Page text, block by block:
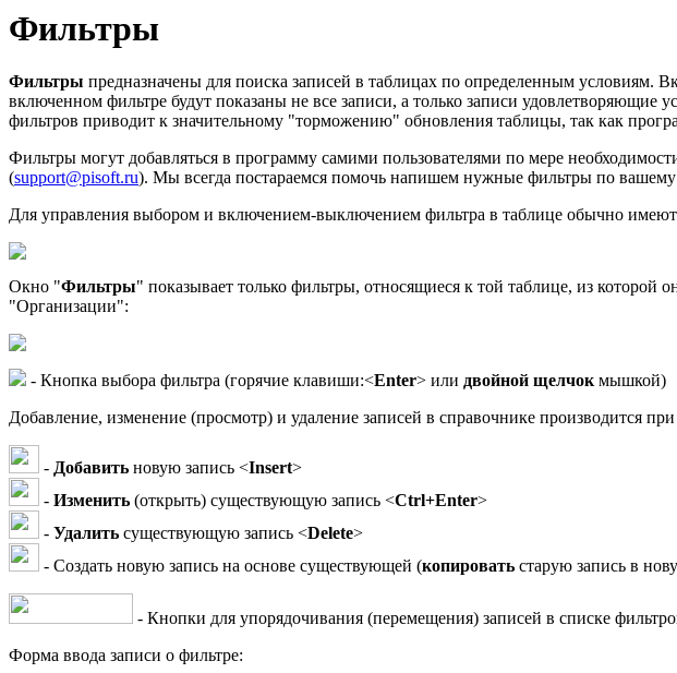
Фильтры
Фильтры предназначены для поиска записей в таблицах по определенным условиям.
включенном фильтре будут показаны не все записи, а только записи
фильтров приводит к значительному "торможению" обновления таблицы, так как
Фильтры могут добавляться в программу самими пользователями по мере
(support@pisoft.ru). Мы всегда постараемся помочь напишем нужные фильтры по вашему
Для управления выбором и включением-выключением фильтра в таблице обычно
Окно "Фильтры" показывает только фильтры, относящиеся к той таблице, из
"Организации":
- Кнопка выбора фильтра (горячие клавиши:<Enter> или двойной щелчокмышкой)
Добавление, изменение (просмотр) и удаление записей в справочнике производится
- Добавить новую запись <Insert>
- Изменить (открыть) существующую запись <Ctrl+Enter>
- Удалить существующую запись <Delete>
- Создать новую запись на основе существующей (копировать старую запись в
- Кнопки для упорядочивания (перемещения) записей в списке
Форма ввода записи о фильтре: